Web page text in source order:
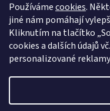
Používámecookies.
jiné nám pomáhají
Kliknutím na tlačítko
cookies a dalších údajů
personalizované
Prodejna: V Hůrkách 2144/3,
VOX